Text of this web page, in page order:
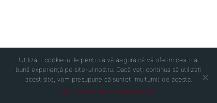
Utilizăm cookie-urile pentru a vă asigura că vă oferim cea mai
bună experiență pe site-ul nostru. Dacă veți continua să utilizați
acest site, vom presupune că sunteți mulțumit de acesta.
Ok
Politica de confidentialitate